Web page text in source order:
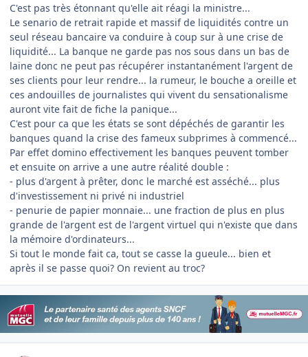
C'est pas très étonnant qu'elle ait réagi la ministre...
Le senario de retrait rapide et massif de liquidités contre un
seul réseau bancaire va conduire à coup sur à une crise de
liquidité... La banque ne garde pas nos sous dans un bas de
laine donc ne peut pas récupérer instantanément l'argent de
ses clients pour leur rendre... la rumeur, le bouche a oreille et
ces andouilles de journalistes qui vivent du sensationalisme
auront vite fait de fiche la panique...
C'est pour ca que les états se sont dépéchés de garantir les
banques quand la crise des fameux subprimes à commencé...
Par effet domino effectivement les banques peuvent tomber
et ensuite on arrive a une autre réalité double :
- plus d'argent à prêter, donc le marché est asséché... plus
d'investissement ni privé ni industriel
- penurie de papier monnaie... une fraction de plus en plus
grande de l'argent est de l'argent virtuel qui n'existe que dans
la mémoire d'ordinateurs...
Si tout le monde fait ca, tout se casse la gueule... bien et
après il se passe quoi? On revient au troc?